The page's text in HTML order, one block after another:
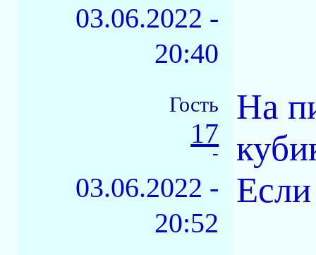
03.06.2022 -
20:40
Гость
17
-
03.06.2022 -
20:52
На